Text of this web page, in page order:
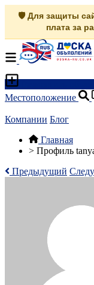
🛡️ Для защиты
плата за
Местоположение
Компании Блог
Главная
> Профиль
Предыдущий